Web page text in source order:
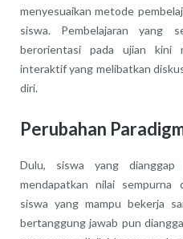
menyesuaikan metode
siswa. Pembelajaran yang
berorientasi pada ujian kini
interaktif yang melibatkan
diri.
Perubahan
Dulu, siswa yang
mendapatkan nilai sempurna
siswa yang mampu bekerja
bertanggung jawab pun